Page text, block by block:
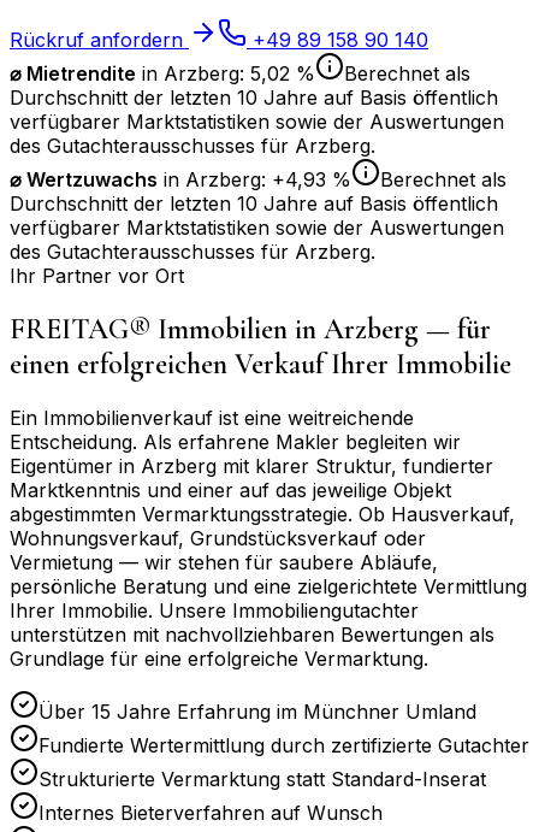
Rückruf anfordern
+49 89 158 90 140
⌀ Mietrendite in Arzberg: 5,02 %
Berechnet als
Durchschnitt der letzten 10 Jahre auf Basis öffentlich
verfügbarer Marktstatistiken sowie der Auswertungen
des Gutachterausschusses für Arzberg.
⌀ Wertzuwachs in Arzberg: +4,93 %
Berechnet als
Durchschnitt der letzten 10 Jahre auf Basis öffentlich
verfügbarer Marktstatistiken sowie der Auswertungen
des Gutachterausschusses für Arzberg.
Ihr Partner vor Ort
FREITAG® Immobilien in Arzberg — für
einen erfolgreichen Verkauf Ihrer Immobilie
Ein Immobilienverkauf ist eine weitreichende
Entscheidung. Als erfahrene Makler begleiten wir
Eigentümer in Arzberg mit klarer Struktur, fundierter
Marktkenntnis und einer auf das jeweilige Objekt
abgestimmten Vermarktungsstrategie. Ob Hausverkauf,
Wohnungsverkauf, Grundstücksverkauf oder
Vermietung — wir stehen für saubere Abläufe,
persönliche Beratung und eine zielgerichtete Vermittlung
Ihrer Immobilie. Unsere Immobiliengutachter
unterstützen mit nachvollziehbaren Bewertungen als
Grundlage für eine erfolgreiche Vermarktung.
Über 15 Jahre Erfahrung im Münchner Umland
Fundierte Wertermittlung durch zertifizierte Gutachter
Strukturierte Vermarktung statt Standard-Inserat
Internes Bieterverfahren auf Wunsch